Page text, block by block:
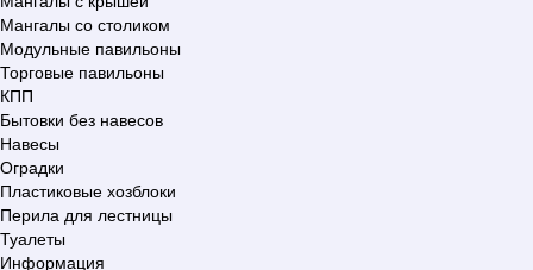
Мангалы со столиком
Модульные павильоны
Торговые павильоны
КПП
Бытовки без навесов
Навесы
Оградки
Пластиковые хозблоки
Перила для лестницы
Туалеты
Информация